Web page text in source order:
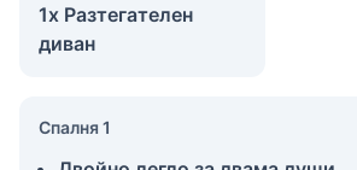
1x Разтегателен
диван
Спалня 1